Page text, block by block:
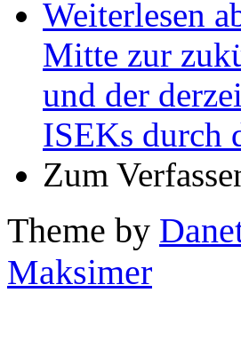
Weiterlesen
Mitte zur
und der
ISEKs durch
Zum
Theme by
Maksimer